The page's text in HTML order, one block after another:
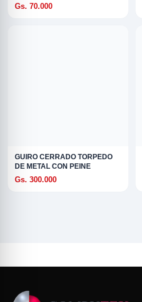
Gs. 70.000
GUIRO CERRADO TORPEDO
DE METAL CON PEINE
Gs. 300.000